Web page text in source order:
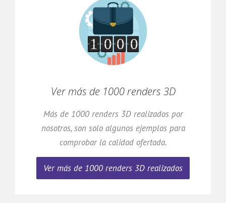
Ver más de 1000 renders 3D
Más de 1000 renders 3D realizados por
nosotros, son solo algunos ejemplos para
comprobar la calidad ofertada.
Ver más de 1000 renders 3D realizados